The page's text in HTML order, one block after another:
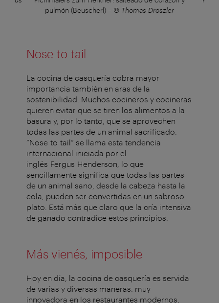
pulmón (Beuscherl)– © Thomas Dröszler
Nose to tail
La cocina de casquería cobra mayor
importancia también en aras de la
sostenibilidad. Muchos cocineros y cocineras
quieren evitar que se tiren los alimentos a la
basura y, por lo tanto, que se aprovechen
todas las partes de un animal sacrificado.
“Nose to tail“ se llama esta tendencia
internacional iniciada por el
inglés Fergus Henderson, lo que
sencillamente significa que todas las partes
de un animal sano, desde la cabeza hasta la
cola, pueden ser convertidas en un sabroso
plato. Está más que claro que la cría intensiva
de ganado contradice estos principios.
Más vienés, imposible
Hoy en día, la cocina de casquería es servida
de varias y diversas maneras: muy
innovadora en los restaurantes modernos,